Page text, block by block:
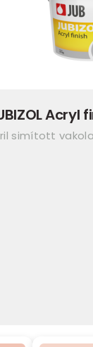
Acryl
simított